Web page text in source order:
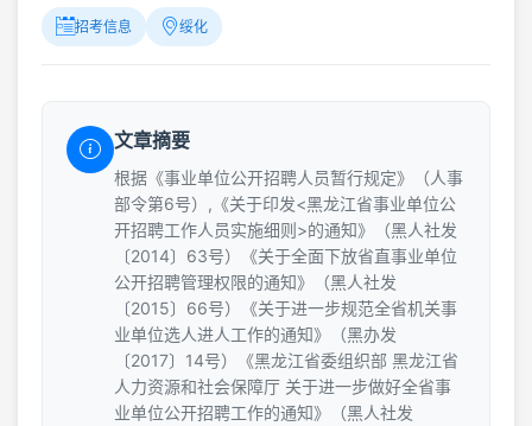
招考信息 绥化
文章摘要
根据《事业单位公开招聘人员暂行规定》（人事
部令第6号）,《关于印发<黑龙江省事业单位公
开招聘工作人员实施细则>的通知》（黑人社发
〔2014〕63号）《关于全面下放省直事业单位
公开招聘管理权限的通知》（黑人社发
〔2015〕66号）《关于进一步规范全省机关事
业单位选人进人工作的通知》（黑办发
〔2017〕14号）《黑龙江省委组织部 黑龙江省
人力资源和社会保障厅 关于进一步做好全省事
业单位公开招聘工作的通知》（黑人社发